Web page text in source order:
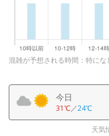
混雑が予想される時間：特にな
今日
31℃／24℃
天気